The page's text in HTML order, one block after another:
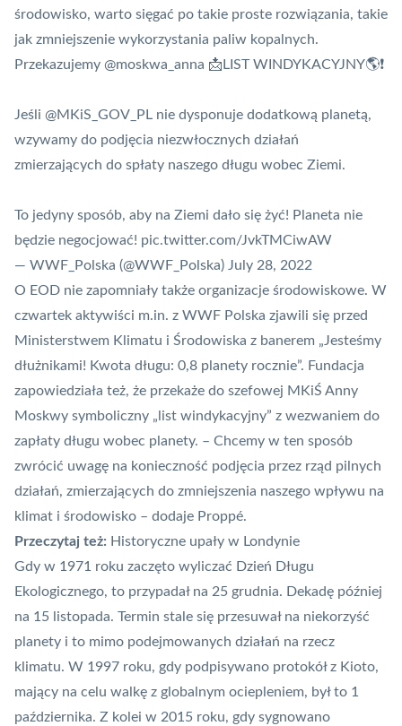
środowisko, warto sięgać po takie proste rozwiązania, takie
jak zmniejszenie wykorzystania paliw kopalnych.
Przekazujemy @moskwa_anna 📩LIST WINDYKACYJNY🌎❗️
Jeśli @MKiS_GOV_PL nie dysponuje dodatkową planetą,
wzywamy do podjęcia niezwłocznych działań
zmierzających do spłaty naszego długu wobec Ziemi.
To jedyny sposób, aby na Ziemi dało się żyć! Planeta nie
będzie negocjować! pic.twitter.com/JvkTMCiwAW
— WWF_Polska (@WWF_Polska) July 28, 2022
O EOD nie zapomniały także organizacje środowiskowe. W
czwartek aktywiści m.in. z WWF Polska zjawili się przed
Ministerstwem Klimatu i Środowiska z banerem „Jesteśmy
dłużnikami! Kwota długu: 0,8 planety rocznie”. Fundacja
zapowiedziała też, że przekaże do szefowej MKiŚ Anny
Moskwy symboliczny „list windykacyjny” z wezwaniem do
zapłaty długu wobec planety. – Chcemy w ten sposób
zwrócić uwagę na konieczność podjęcia przez rząd pilnych
działań, zmierzających do zmniejszenia naszego wpływu na
klimat i środowisko – dodaje Proppé.
Przeczytaj też: Historyczne upały w Londynie
Gdy w 1971 roku zaczęto wyliczać Dzień Długu
Ekologicznego, to przypadał na 25 grudnia. Dekadę później
na 15 listopada. Termin stale się przesuwał na niekorzyść
planety i to mimo podejmowanych działań na rzecz
klimatu. W 1997 roku, gdy podpisywano protokół z Kioto,
mający na celu walkę z globalnym ociepleniem, był to 1
października. Z kolei w 2015 roku, gdy sygnowano